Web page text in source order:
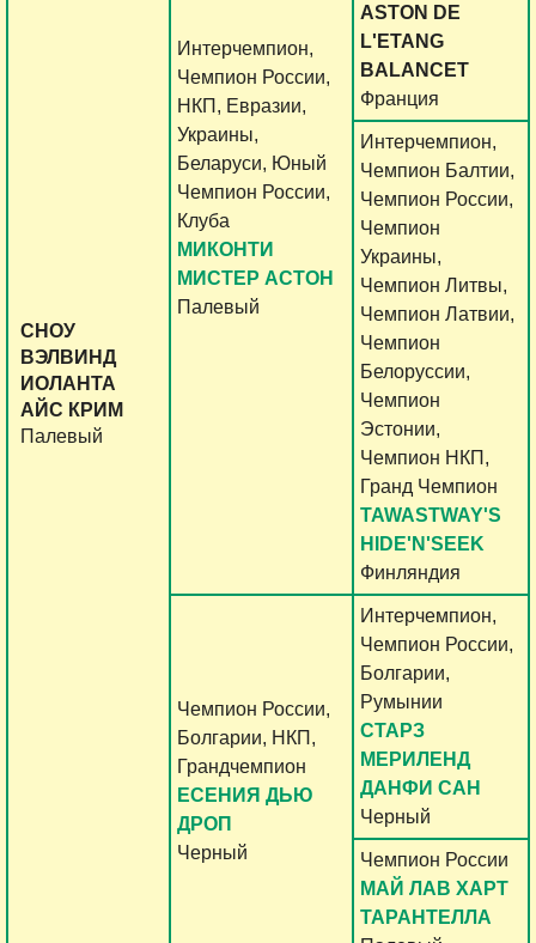
СНОУ
ВЭЛВИНД
ИОЛАНТА
АЙС КРИМ
Палевый
Интерчемпион,
Чемпион России,
НКП, Евразии,
Украины,
Беларуси, Юный
Чемпион России,
Клуба
МИКОНТИ
МИСТЕР АСТОН
Палевый
ASTON DE
L'ETANG
BALANCET
Франция
Интерчемпион,
Чемпион Балтии,
Чемпион России,
Чемпион
Украины,
Чемпион Литвы,
Чемпион Латвии,
Чемпион
Белоруссии,
Чемпион
Эстонии,
Чемпион НКП,
Гранд Чемпион
TAWASTWAY'S
HIDE'N'SEEK
Финляндия
Чемпион России,
Болгарии, НКП,
Грандчемпион
ЕСЕНИЯ ДЬЮ
ДРОП
Черный
Интерчемпион,
Чемпион России,
Болгарии,
Румынии
CТАРЗ
МЕРИЛЕНД
ДАНФИ САН
Черный
Чемпион России
МАЙ ЛАВ ХАРТ
ТАРАНТЕЛЛА